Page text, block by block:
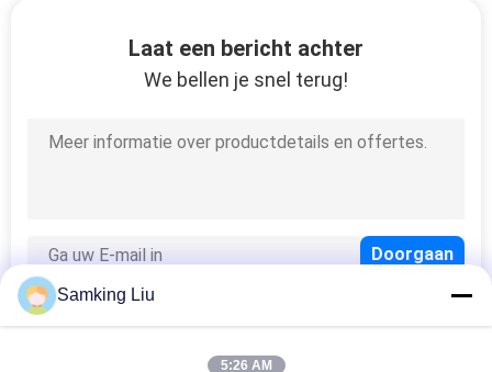
Aanhangwagenkoeling
Koelingseenheid
Laat een bericht achter
We bellen je snel terug!
Samking Liu
5:26 AM